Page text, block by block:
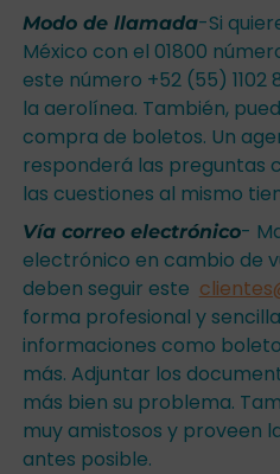
Modo de llamada-Si
México con el 01800
este número +52 (55)
la aerolínea. También,
compra de boletos. Un
responderá las preguntas
las cuestiones al mismo
Vía correo electrónico-
electrónico en cambio de
deben seguir este
forma profesional y
informaciones como
más. Adjuntar los
más bien su problema.
muy amistosos y proveen
antes posible.